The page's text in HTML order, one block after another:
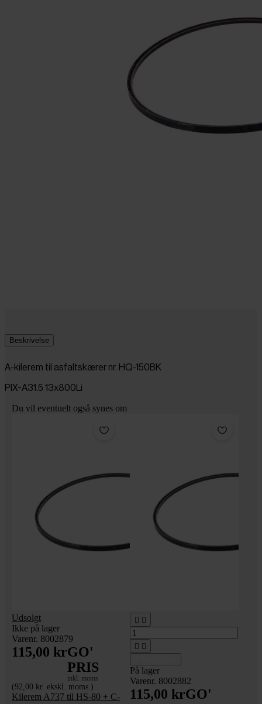
Beskrivelse
A-kilerem til asfaltskærer nr. HQ-150BK
PIX-A31.5 13x800Li
Du vil eventuelt også synes om
Udsolgt
Ikke på lager
Varenr. 8002879
115,00 krGO'
PRIS
inkl. moms
(92,00 kr. ekskl. moms.)
Kilerem A737 til HS-80 + C-
 
 
På lager
Varenr. 8002882
115,00 krGO'